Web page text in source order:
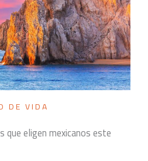
DE VIDA
que eligen mexicanos este